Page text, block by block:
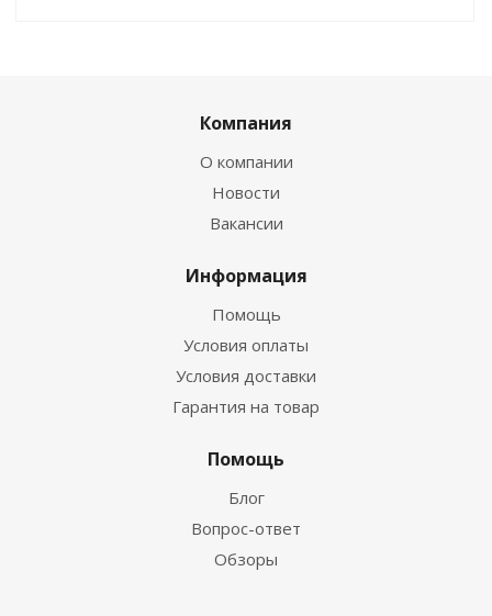
Компания
О компании
Новости
Вакансии
Информация
Помощь
Условия оплаты
Условия доставки
Гарантия на товар
Помощь
Блог
Вопрос-ответ
Обзоры